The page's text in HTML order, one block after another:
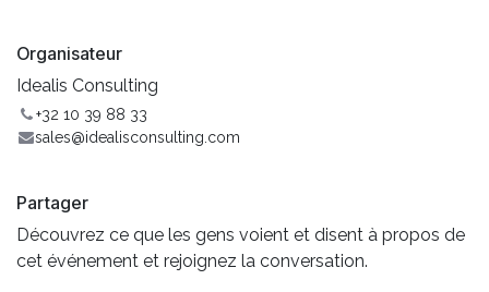
Organisateur
Idealis Consulting
+32 10 39 88 33
sales@idealisconsulting.com
Partager
Découvrez ce que les gens voient et disent à propos de
cet événement et rejoignez la conversation.